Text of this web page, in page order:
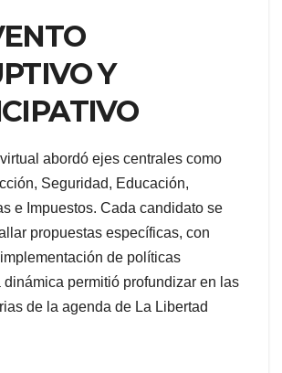
Y
abordó ejes centrales como
Seguridad, Educación,
e Impuestos. Cada candidato se
propuestas específicas, con
de políticas
dinámica permitió profundizar en las
de la agenda de La Libertad